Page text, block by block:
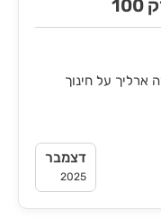
ארליך על חינוך
דצמבר
2025